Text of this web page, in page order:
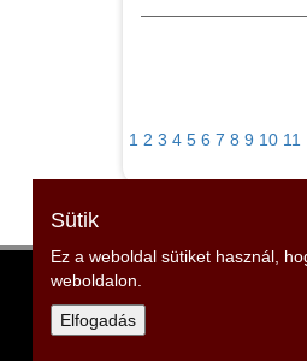
1 2 3 4 5 6 7 8 9 10 11
Szabolcs-Szatmár-
Sütik
Ez a weboldal sütiket használ,
weboldalon.
Elfogadás